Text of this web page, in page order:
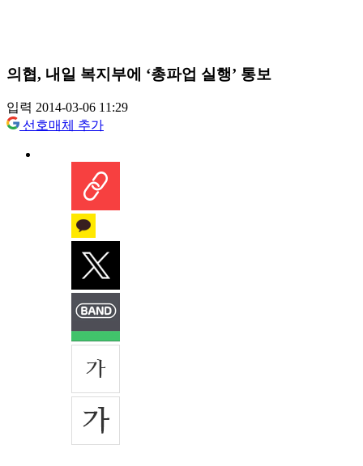
의협, 내일 복지부에 ‘총파업 실행’ 통보
입력 2014-03-06 11:29
선호매체 추가